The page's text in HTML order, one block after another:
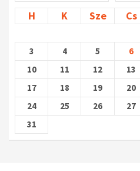
H K Sze Cs
3
4 5 6
10
11 12 13
17
18 19 20
24
25 26 27
31